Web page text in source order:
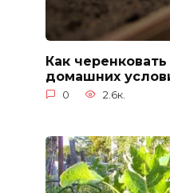
Как
домашних
0 2.6к.